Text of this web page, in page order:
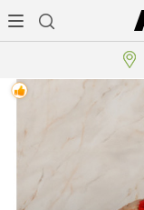
кабинет
Музыкальная
коллекция
Композиции